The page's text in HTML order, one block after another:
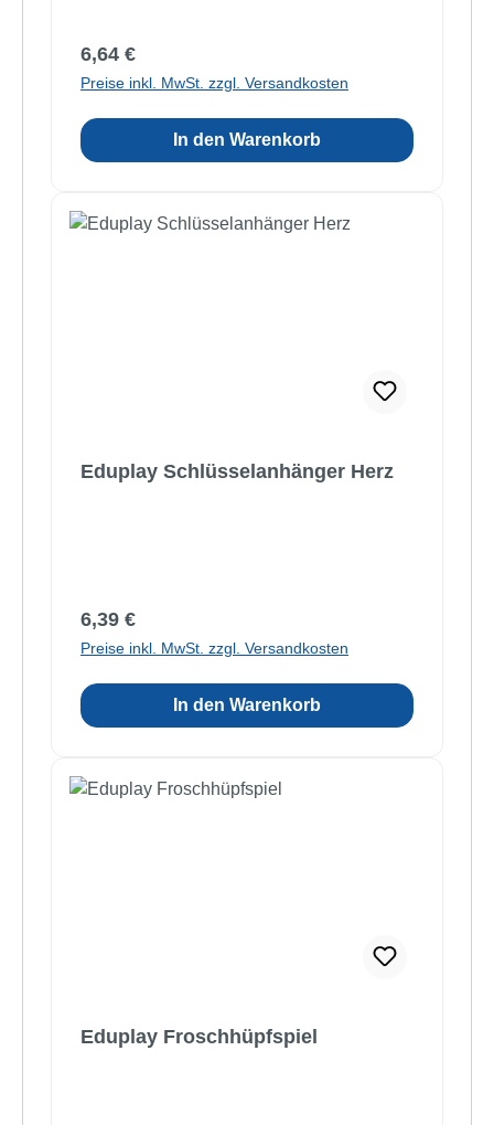
Regulärer Preis:
6,64 €
Preise inkl. MwSt. zzgl. Versandkosten
In den Warenkorb
Eduplay Schlüsselanhänger Herz
Regulärer Preis:
6,39 €
Preise inkl. MwSt. zzgl. Versandkosten
In den Warenkorb
Eduplay Froschhüpfspiel